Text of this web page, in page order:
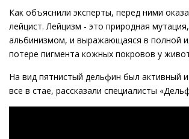
Как объяснили эксперты, перед ними
лейцист. Лейцизм - это природная
альбинизмом, и выражающаяся в полной
потере пигмента кожных покровов у
На вид пятнистый дельфин был активный
все в стае, рассказали специалисты